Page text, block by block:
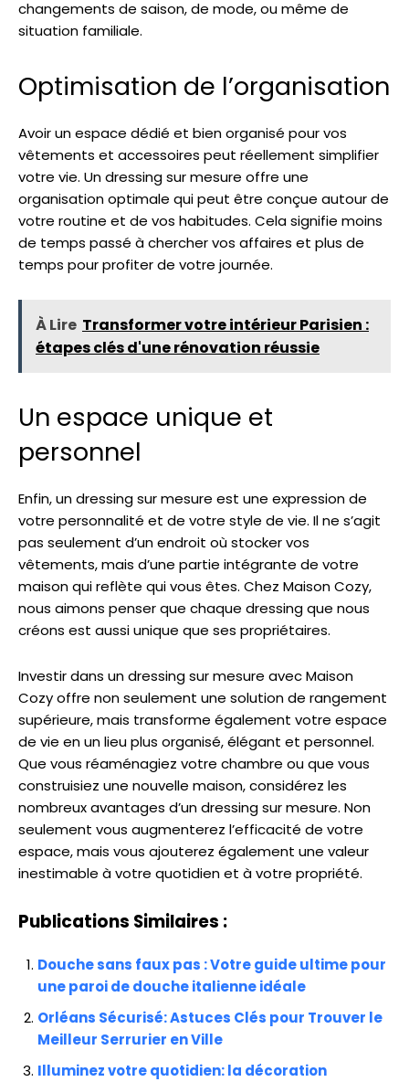
changements de saison, de mode, ou même de
situation familiale.
Optimisation de l’organisation
Avoir un espace dédié et bien organisé pour vos
vêtements et accessoires peut réellement simplifier
votre vie. Un dressing sur mesure offre une
organisation optimale qui peut être conçue autour de
votre routine et de vos habitudes. Cela signifie moins
de temps passé à chercher vos affaires et plus de
temps pour profiter de votre journée.
À Lire Transformer votre intérieur Parisien :
étapes clés d'une rénovation réussie
Un espace unique et
personnel
Enfin, un dressing sur mesure est une expression de
votre personnalité et de votre style de vie. Il ne s’agit
pas seulement d’un endroit où stocker vos
vêtements, mais d’une partie intégrante de votre
maison qui reflète qui vous êtes. Chez Maison Cozy,
nous aimons penser que chaque dressing que nous
créons est aussi unique que ses propriétaires.
Investir dans un dressing sur mesure avec Maison
Cozy offre non seulement une solution de rangement
supérieure, mais transforme également votre espace
de vie en un lieu plus organisé, élégant et personnel.
Que vous réaménagiez votre chambre ou que vous
construisiez une nouvelle maison, considérez les
nombreux avantages d’un dressing sur mesure. Non
seulement vous augmenterez l’efficacité de votre
espace, mais vous ajouterez également une valeur
inestimable à votre quotidien et à votre propriété.
Publications Similaires :
Douche sans faux pas : Votre guide ultime pour
une paroi de douche italienne idéale
Orléans Sécurisé: Astuces Clés pour Trouver le
Meilleur Serrurier en Ville
Illuminez votre quotidien: la décoration